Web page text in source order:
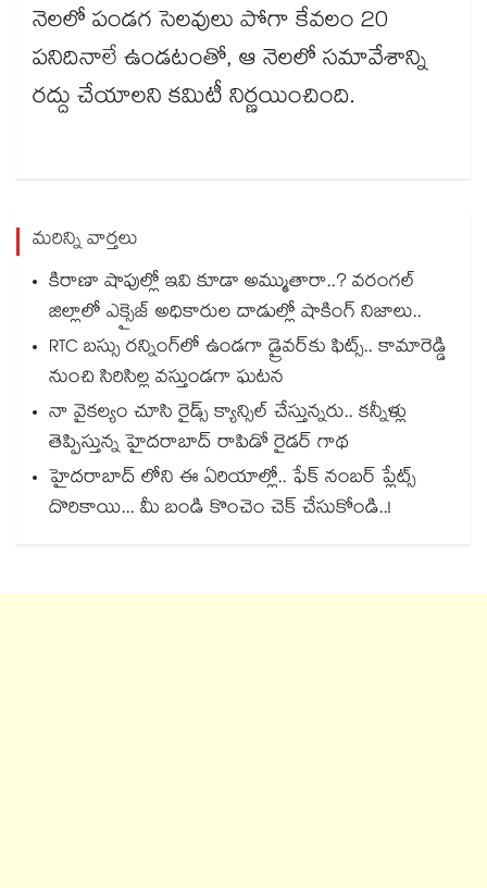
నెలలో పండగ సెలవులు పోగా కేవలం 20
పనిదినాలే ఉండటంతో, ఆ నెలలో సమావేశాన్ని
రద్దు చేయాలని కమిటీ నిర్ణయించింది.
మరిన్ని వార్తలు
కిరాణా షాపుల్లో ఇవి కూడా అమ్ముతారా..? వరంగల్
జిల్లాలో ఎక్సైజ్ అధికారుల దాడుల్లో షాకింగ్ నిజాలు..
RTC బస్సు రన్నింగ్⁫లో ఉండగా డ్రైవర్‌కు ఫిట్స్.. కామారెడ్డి
నుంచి సిరిసిల్ల వస్తుండగా ఘటన
నా వైకల్యం చూసి రైడ్స్ క్యాన్సిల్ చేస్తున్నరు.. కన్నీళ్లు
తెప్పిస్తున్న హైదరాబాద్ రాపిడో రైడర్ గాథ
హైదరాబాద్ లోని ఈ ఏరియాల్లో.. ఫేక్ నంబర్ ప్లేట్స్
దొరికాయి... మీ బండి కొంచెం చెక్ చేసుకోండి..!